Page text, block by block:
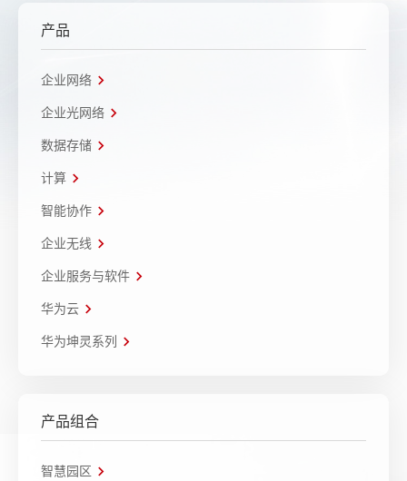
产品
企业网络
企业光网络
数据存储
计算
智能协作
企业无线
企业服务与软件
华为云
华为坤灵系列
产品组合
智慧园区